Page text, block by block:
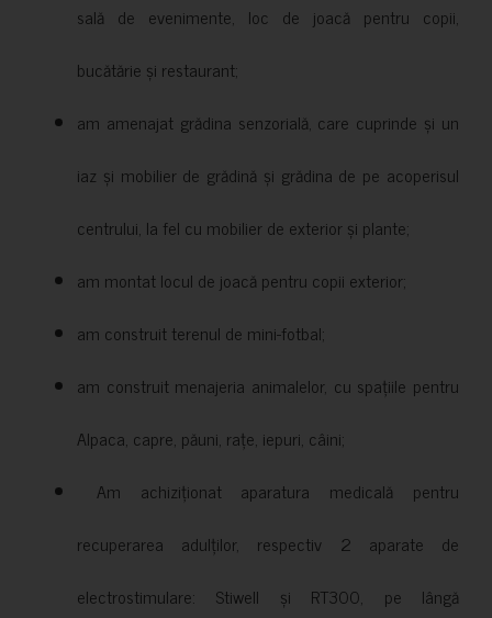
sală de evenimente, loc de joacă pentru copii,
bucătărie și restaurant;
am amenajat grădina senzorială, care cuprinde și un
iaz și mobilier de grădină și grădina de pe acoperisul
centrului, la fel cu mobilier de exterior și plante;
am montat locul de joacă pentru copii exterior;
am construit terenul de mini-fotbal;
am construit menajeria animalelor, cu spațiile pentru
Alpaca, capre, păuni, rațe, iepuri, câini;
Am achiziționat aparatura medicală pentru
recuperarea adulților, respectiv 2 aparate de
electrostimulare: Stiwell și RT300, pe lângă